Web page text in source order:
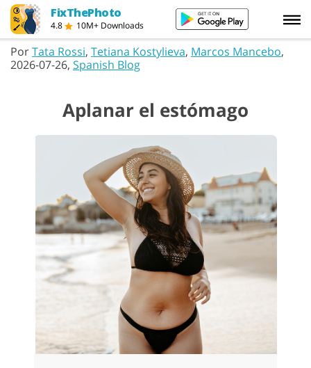
FixThePhoto
4.8 10M+ Downloads
PorTata Rossi, Tetiana Kostylieva, Marcos Mancebo,
2026-07-26, Spanish Blog
Aplanar el estómago